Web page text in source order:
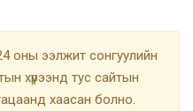
ээлжит сонгуулийн
хүрээнд тус сайтын
хаасан болно.